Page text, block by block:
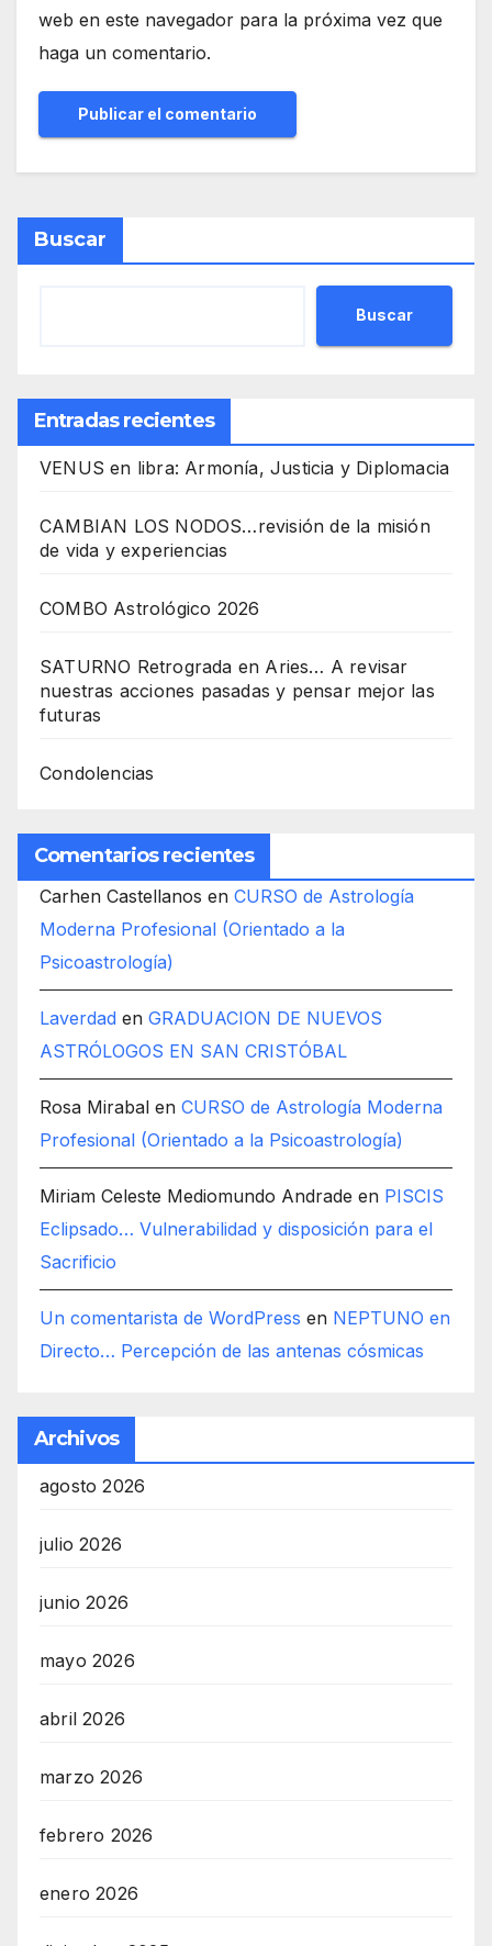
web en este navegador para la próxima vez que
haga un comentario.
Buscar
Buscar
Entradas recientes
VENUS en libra: Armonía, Justicia y Diplomacia
CAMBIAN LOS NODOS…revisión de la misión
de vida y experiencias
COMBO Astrológico 2026
SATURNO Retrograda en Aries… A revisar
nuestras acciones pasadas y pensar mejor las
futuras
Condolencias
Comentarios recientes
Carhen Castellanos en CURSO de Astrología
Moderna Profesional (Orientado a la
Psicoastrología)
Laverdad en GRADUACION DE NUEVOS
ASTRÓLOGOS EN SAN CRISTÓBAL
Rosa Mirabal en CURSO de Astrología Moderna
Profesional (Orientado a la Psicoastrología)
Miriam Celeste Mediomundo Andrade en PISCIS
Eclipsado… Vulnerabilidad y disposición para el
Sacrificio
Un comentarista de WordPress en NEPTUNO en
Directo… Percepción de las antenas cósmicas
Archivos
agosto 2026
julio 2026
junio 2026
mayo 2026
abril 2026
marzo 2026
febrero 2026
enero 2026